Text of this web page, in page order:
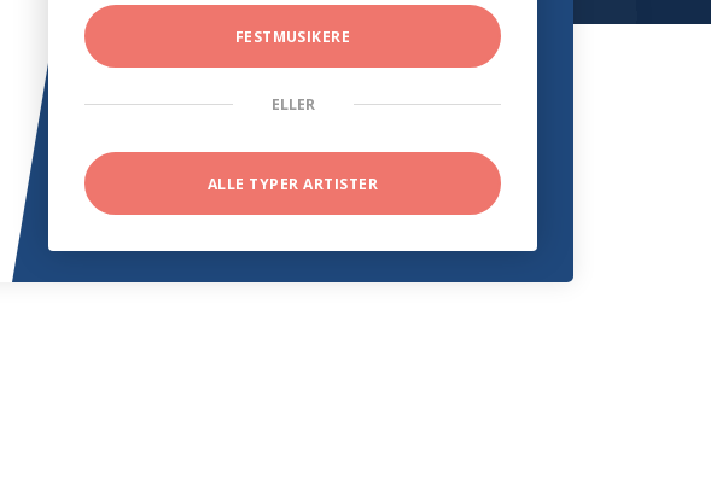
FESTMUSIKERE
ELLER
ALLE TYPER ARTISTER